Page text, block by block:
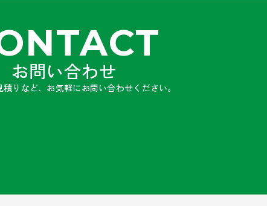
お問い合わせ
積りなど、お気軽にお問い合わせください。